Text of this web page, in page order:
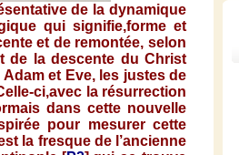
de ladynamique
quisignifie,forme et
et de remontée, selon
de ladescente du Christ
Adam et Eve, les justesde
ci,avec la résurrection
dans cette nouvelle
pour mesurer cette
la fresquede l’ancienne